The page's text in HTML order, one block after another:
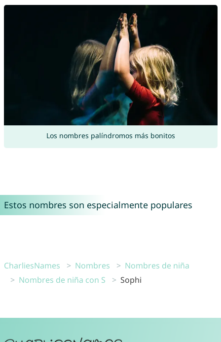
Los nombres palíndromos más bonitos
Estos nombres son especialmente populares
CharliesNames Nombres
Nombres de niña
Nombres de niña con S
Sophi